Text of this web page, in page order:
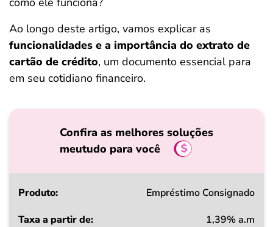
Ao longo deste artigo, vamos explicar as
funcionalidades e a importância do extrato de
cartão de crédito, um documento essencial para
em seu cotidiano financeiro.
Confira as melhores soluções
meutudo para você
Produto
Empréstimo Consignado
1,39% a.m